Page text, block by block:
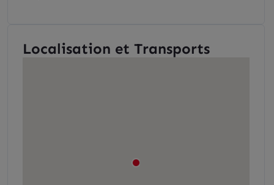
Localisation et Transports